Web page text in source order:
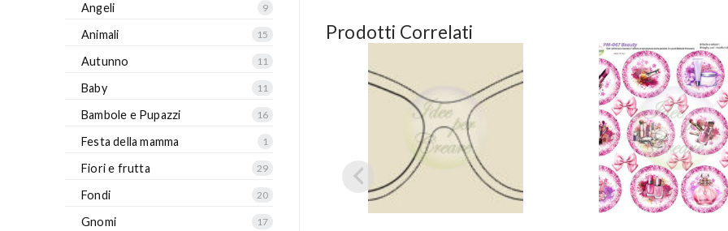
Prodotti Correlati
Angeli 9
Animali 15
Autunno 11
Baby 11
Bambole e Pupazzi 16
Festa della mamma 1
Fiori e frutta 29
Fondi 20
Gnomi 17